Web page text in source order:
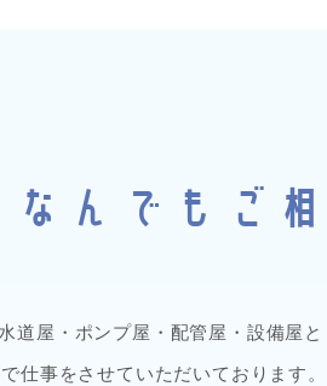
んでも ご
道屋・ポンプ屋・配管屋・設備屋と
仕事をさせていただいております。